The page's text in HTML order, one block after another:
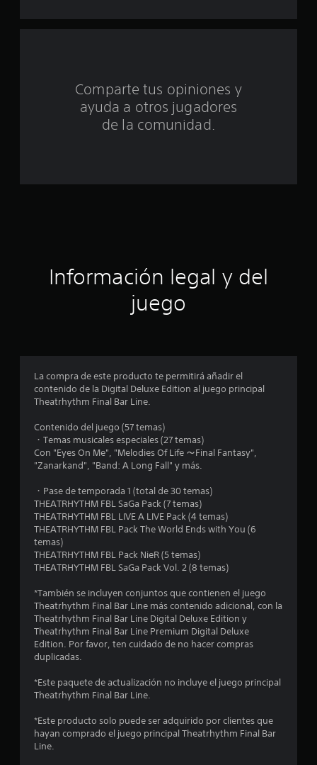
n
r
l
d
e
a
l
i
Comparte tus opiniones y
ayuda a otros jugadores
de la comunidad.
Información legal y del
juego
La compra de este producto te permitirá añadir el
contenido de la Digital Deluxe Edition al juego principal
Theatrhythm Final Bar Line.
Contenido del juego (57 temas)
・Temas musicales especiales (27 temas)
Con "Eyes On Me", "Melodies Of Life ～Final Fantasy",
"Zanarkand", "Band: A Long Fall" y más.
・Pase de temporada 1 (total de 30 temas)
THEATRHYTHM FBL SaGa Pack (7 temas)
THEATRHYTHM FBL LIVE A LIVE Pack (4 temas)
THEATRHYTHM FBL Pack The World Ends with You (6
temas)
THEATRHYTHM FBL Pack NieR (5 temas)
THEATRHYTHM FBL SaGa Pack Vol. 2 (8 temas)
*También se incluyen conjuntos que contienen el juego
Theatrhythm Final Bar Line más contenido adicional, con la
Theatrhythm Final Bar Line Digital Deluxe Edition y
Theatrhythm Final Bar Line Premium Digital Deluxe
Edition. Por favor, ten cuidado de no hacer compras
duplicadas.
*Este paquete de actualización no incluye el juego principal
Theatrhythm Final Bar Line.
*Este producto solo puede ser adquirido por clientes que
hayan comprado el juego principal Theatrhythm Final Bar
Line.